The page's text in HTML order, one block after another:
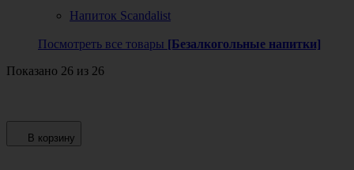
Напиток Scandalist
Посмотреть все товары [Безалкогольные напитки]
Показано 26 из 26
В корзину